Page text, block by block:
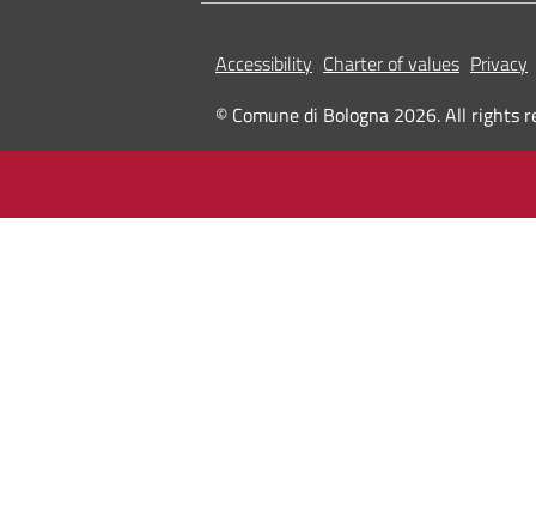
Accessibility Charter of values Privacy
© Comune di Bologna 2026. All rights